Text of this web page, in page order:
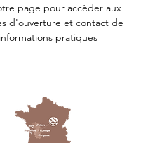
page pour accèder aux
d'ouverture et contact de
informations pratiques